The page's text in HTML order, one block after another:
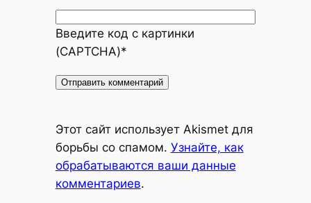
Введите код с картинки
(CAPTCHA)*
Этот сайт использует Akismet для
борьбы со спамом. Узнайте, как
обрабатываются ваши данные
комментариев.